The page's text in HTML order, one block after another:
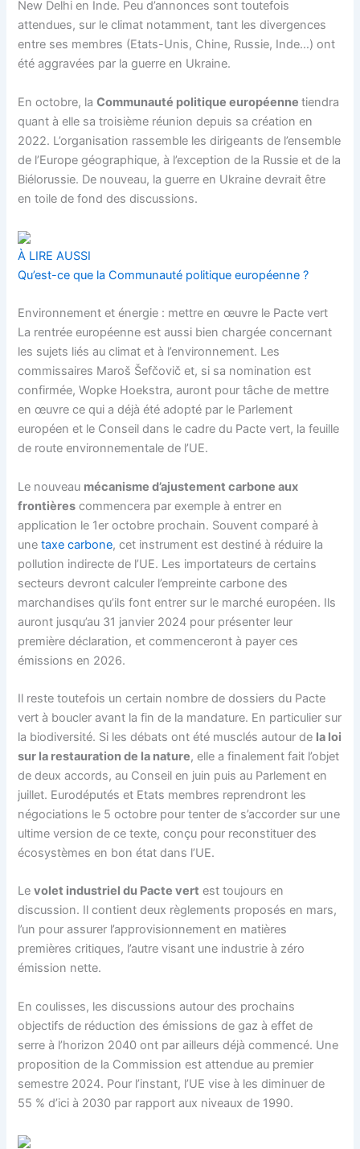
New Delhi en Inde. Peu d’annonces sont toutefois
attendues, sur le climat notamment, tant les divergences
entre ses membres (Etats-Unis, Chine, Russie, Inde…) ont
été aggravées par la guerre en Ukraine.
En octobre, laCommunauté politique européennetiendra
quant à elle sa troisième réunion depuis sa création en
2022. L’organisation rassemble les dirigeants de l’ensemble
de l’Europe géographique, à l’exception de la Russie et de la
Biélorussie. De nouveau, la guerre en Ukraine devrait être
en toile de fond des discussions.
À LIRE AUSSI
Qu’est-ce que la Communauté politique européenne ?
Environnement et énergie : mettre en œuvre le Pacte vert
La rentrée européenne est aussi bien chargée concernant
les sujets liés au climat et à l’environnement. Les
commissaires Maroš Šefčovič et, si sa nomination est
confirmée, Wopke Hoekstra, auront pour tâche de mettre
en œuvre ce qui a déjà été adopté par le Parlement
européen et le Conseil dans le cadre du Pacte vert, la feuille
de route environnementale de l’UE.
Le nouveau mécanisme d’ajustement carbone aux
frontières commencera par exemple à entrer en
application le 1er octobre prochain. Souvent comparé à
unetaxe carbone, cet instrument est destiné à réduire la
pollution indirecte de l’UE. Les importateurs de certains
secteurs devront calculer l’empreinte carbone des
marchandises qu’ils font entrer sur le marché européen. Ils
auront jusqu’au 31 janvier 2024 pour présenter leur
première déclaration, et commenceront à payer ces
émissions en 2026.
Il reste toutefois un certain nombre de dossiers du Pacte
vert à boucler avant la fin de la mandature. En particulier sur
la biodiversité. Si les débats ont été musclés autour de la loi
sur la restauration de la nature, elle a finalement fait l’objet
de deux accords, au Conseil en juin puis au Parlement en
juillet. Eurodéputés et Etats membres reprendront les
négociations le 5 octobre pour tenter de s’accorder sur une
ultime version de ce texte, conçu pour reconstituer des
écosystèmes en bon état dans l’UE.
Levolet industriel du Pacte vert est toujours en
discussion. Il contient deux règlements proposés en mars,
l’un pour assurer l’approvisionnement en matières
premières critiques, l’autre visant une industrie à zéro
émission nette.
En coulisses, les discussions autour des prochains
objectifs de réduction des émissions de gaz à effet de
serre à l’horizon 2040 ont par ailleurs déjà commencé. Une
proposition de la Commission est attendue au premier
semestre 2024. Pour l’instant, l’UE vise à les diminuer de
55 % d’ici à 2030 par rapport aux niveaux de 1990.